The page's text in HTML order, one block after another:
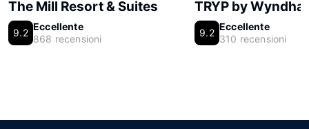
The Mill Resort & Suites
9.2
Eccellente
868 recensioni
TRYP by
9.2
Eccellente
310 recensioni